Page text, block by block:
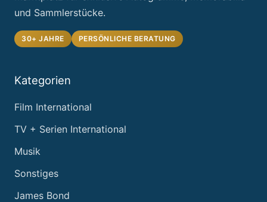
und Sammlerstücke.
30+ JAHRE PERSÖNLICHE BERATUNG
Kategorien
Film International
TV + Serien International
Musik
Sonstiges
James Bond